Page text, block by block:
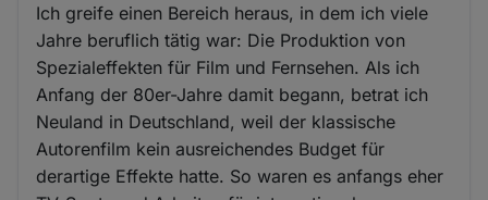
Ich greife einen Bereich heraus, in dem ich viele
Jahre beruflich tätig war: Die Produktion von
Spezialeffekten für Film und Fernsehen. Als ich
Anfang der 80er-Jahre damit begann, betrat ich
Neuland in Deutschland, weil der klassische
Autorenfilm kein ausreichendes Budget für
derartige Effekte hatte. So waren es anfangs eher